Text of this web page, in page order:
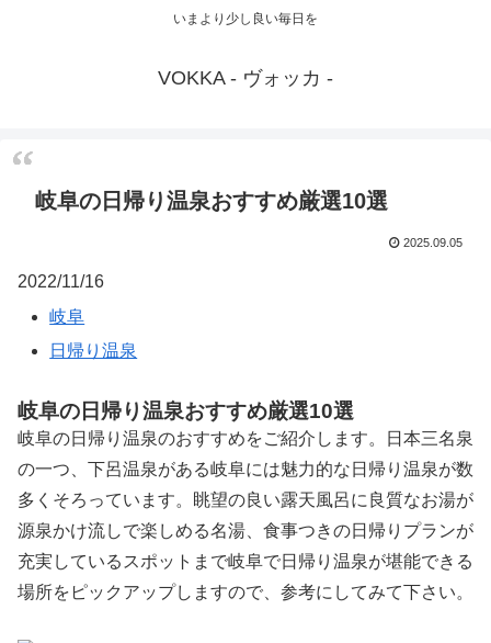
いまより少し良い毎日を
VOKKA - ヴォッカ -
岐阜の日帰り温泉おすすめ厳選10選
2025.09.05
2022/11/16
岐阜
日帰り温泉
岐阜の日帰り温泉おすすめ厳選10選
岐阜の日帰り温泉のおすすめをご紹介します。日本三名泉
の一つ、下呂温泉がある岐阜には魅力的な日帰り温泉が数
多くそろっています。眺望の良い露天風呂に良質なお湯が
源泉かけ流しで楽しめる名湯、食事つきの日帰りプランが
充実しているスポットまで岐阜で日帰り温泉が堪能できる
場所をピックアップしますので、参考にしてみて下さい。